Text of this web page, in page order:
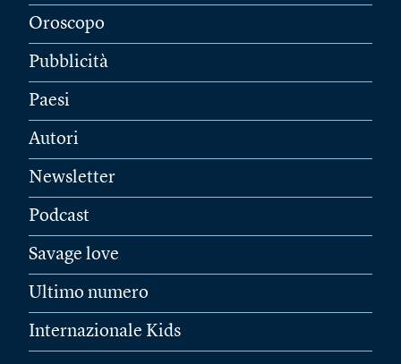
Oroscopo
Pubblicità
Paesi
Autori
Newsletter
Podcast
Savage love
Ultimo numero
Internazionale Kids